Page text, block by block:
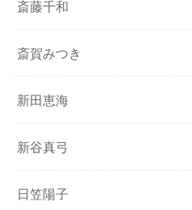
斎藤千和
斎賀みつき
新田恵海
新谷真弓
日笠陽子